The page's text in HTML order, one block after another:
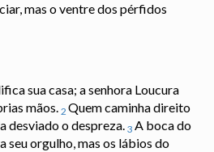
mas o ventre dos pérfidos
sua casa; a senhora Loucura
mãos. 2 Quem caminha direito
desviado o despreza. 3 A boca do
seu orgulho, mas os lábios do